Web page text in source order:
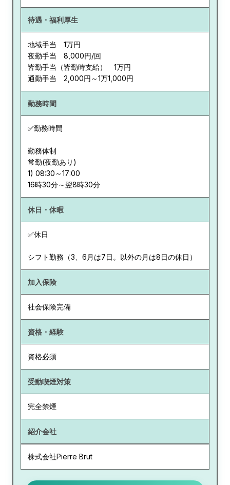
待遇・福利厚生
地域手当 1万円
夜勤手当 8,000円/回
皆勤手当（皆勤時支給） 1万円
通勤手当 2,000円～1万1,000円
勤務時間
✅勤務時間
勤務体制
常勤(夜勤あり)
1) 08:30～17:00
16時30分～翌8時30分
休日・休暇
✅休日
シフト勤務（3、6月は7日。以外の月は8日の休日）
加入保険
社会保険完備
資格・経験
資格必須
受動喫煙対策
完全禁煙
紹介会社
株式会社Pierre Brut